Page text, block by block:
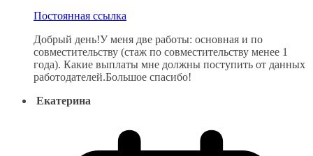
Постоянная ссылка
Добрый день!У меня две работы: основная и по
совместительству (стаж по совместительству менее 1
года). Какие выплаты мне должны поступить от данных
работодателей.Большое спасибо!
Екатерина